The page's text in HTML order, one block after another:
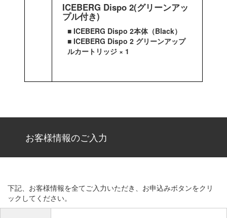
ICEBERG Dispo 2(グリーンアッ
プル付き)
■ ICEBERG Dispo 2本体（Black）
■ ICEBERG Dispo 2 グリーンアップ
ルカートリッジ × 1
お客様情報のご入力
下記、お客様情報を全てご入力いただき、お申込みボタンをクリ
ックしてください。